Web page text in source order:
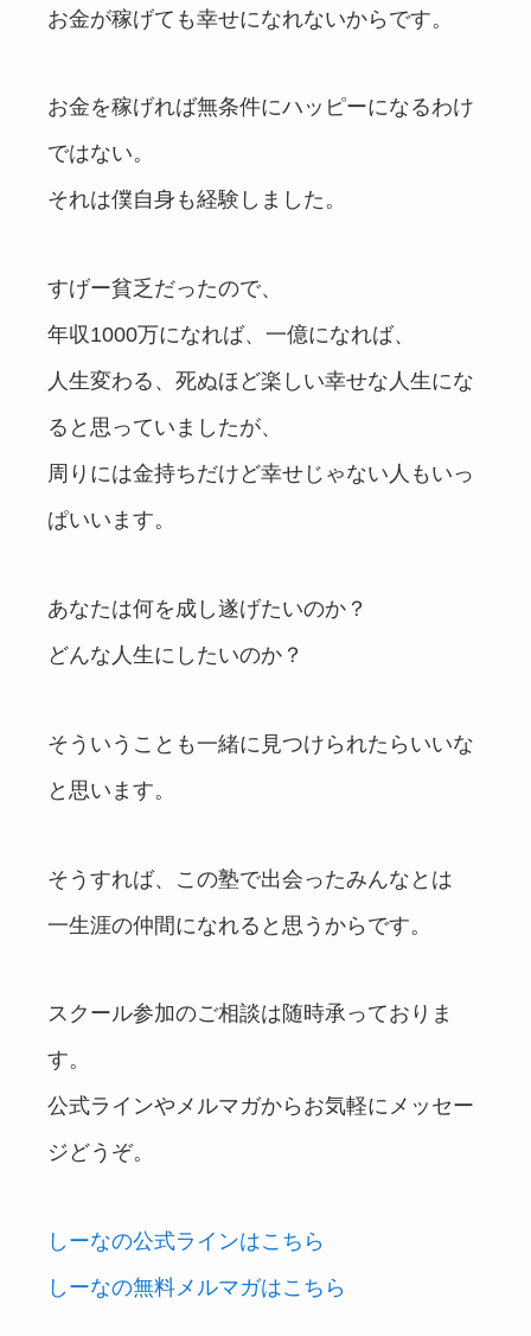
お金が稼げても幸せになれないからです。
お金を稼げれば無条件にハッピーになるわけ
ではない。
それは僕自身も経験しました。
すげー貧乏だったので、
年収1000万になれば、一億になれば、
人生変わる、死ぬほど楽しい幸せな人生にな
ると思っていましたが、
周りには金持ちだけど幸せじゃない人もいっ
ぱいいます。
あなたは何を成し遂げたいのか？
どんな人生にしたいのか？
そういうことも一緒に見つけられたらいいな
と思います。
そうすれば、この塾で出会ったみんなとは
一生涯の仲間になれると思うからです。
スクール参加のご相談は随時承っておりま
す。
公式ラインやメルマガからお気軽にメッセー
ジどうぞ。
しーなの公式ラインはこちら
しーなの無料メルマガはこちら